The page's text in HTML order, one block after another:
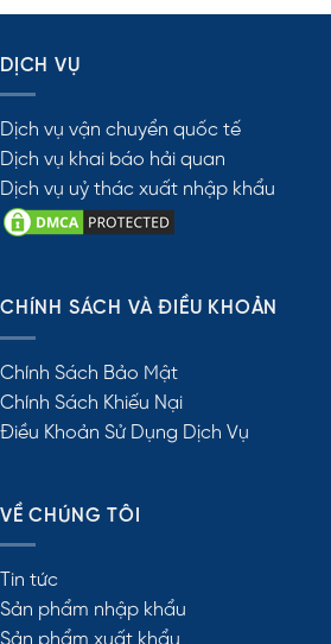
DỊCH VỤ
Dịch vụ vận chuyển quốc tế
Dịch vụ khai báo hải quan
Dịch vụ uỷ thác xuất nhập khẩu
CHÍNH SÁCH VÀ ĐIỀU KHOẢN
Chính Sách Bảo Mật
Chính Sách Khiếu Nại
Điều Khoản Sử Dụng Dịch Vụ
VỀ CHÚNG TÔI
Tin tức
Sản phẩm nhập khẩu
Sản phẩm xuất khẩu